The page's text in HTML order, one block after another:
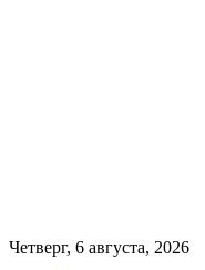
Четверг, 6 августа, 2026